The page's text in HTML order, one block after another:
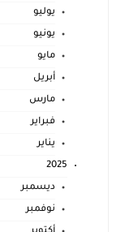
يوليو
يونيو
مايو
أبريل
مارس
فبراير
يناير
2025
ديسمبر
نوفمبر